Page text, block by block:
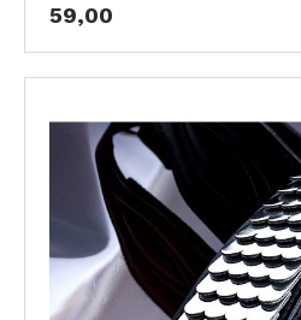
59,00